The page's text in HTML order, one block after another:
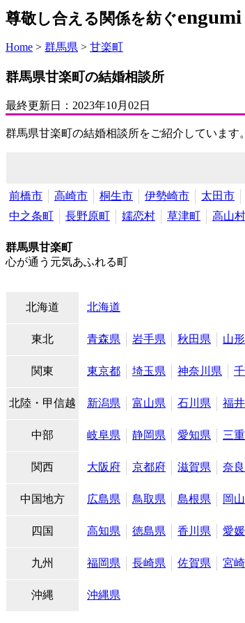
尊敬し合える関係を紡ぐengumi
Home > 群馬県 > 甘楽町
群馬県甘楽町の結婚相談所
最終更新日： 2023年10月02日
群馬県甘楽町の結婚相談所をご紹介していま
前橋市 高崎市 桐生市 伊勢崎市 太田市
中之条町
長野原町 嬬恋村 草津町 高山村
群馬県甘楽町
心が通う元気あふれる町
北海道 北海道
東北 青森県 岩手県 秋田県 山
関東 東京都 埼玉県 神奈川県
北陸・甲信越 新潟県 富山県 石川県 福
中部 岐阜県 静岡県 愛知県 三
関西 大阪府 京都府 滋賀県 奈
中国地方 広島県 鳥取県 島根県 岡
四国 高知県 徳島県 香川県 愛
九州 福岡県 長崎県 佐賀県 宮
沖縄 沖縄県